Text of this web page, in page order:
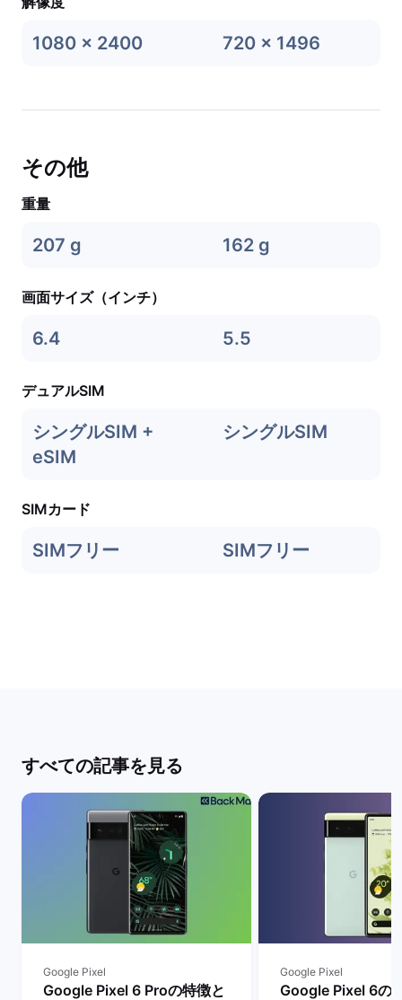
1080 x 2400 720 x 1496
その他
重量
207 g 162 g
画面サイズ（インチ）
6.4 5.5
デュアルSIM
シングルSIM +
eSIM
シングルSIM
SIMカード
SIMフリー SIMフリー
すべての記事を見る
Google Pixel
Google Pixel 6 Proの特徴と
Google Pixel
Google Pixel 6の